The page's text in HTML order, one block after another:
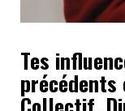
Tes
précédents